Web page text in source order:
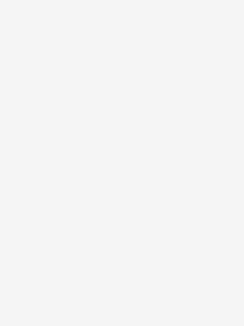
insomnie (CGT-i)
kinderen met een